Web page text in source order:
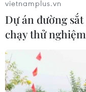
vietnamplus.vn
Dự án đường
chạy thử